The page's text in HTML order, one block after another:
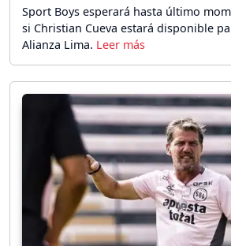
Sport Boys esperará hasta último
si Christian Cueva estará disponible
Alianza Lima.